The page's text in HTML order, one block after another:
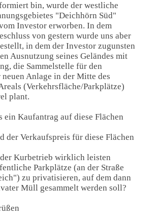
bin, wurde der westliche
"Deichhörn Süd"
Investor erworben. In dem
von gestern wurde uns aber
in dem der Investor zugunsten
Ausnutzung seines Geländes mit
die Sammelstelle für den
Anlage in der Mitte des
(Verkehrsfläche/Parkplätze)
plant.
ein Kaufantrag auf diese Flächen
der Verkaufspreis für diese Flächen
Kurbetrieb wirklich leisten
Parkplätze (an der Straße
zu privatisieren, auf dem dann
Müll gesammelt werden soll?